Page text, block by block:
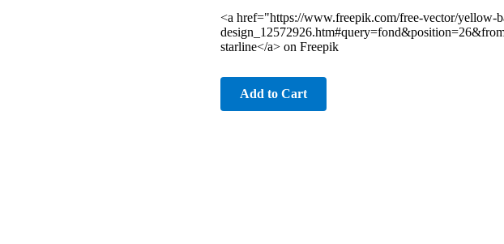
<a href="https://www.freepik.com/free-vector/yellow-
starline</a> on Freepik
Add to Cart